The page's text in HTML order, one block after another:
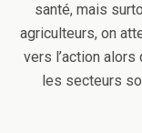
santé, mais
agriculteurs, on
vers l’action
les secteurs